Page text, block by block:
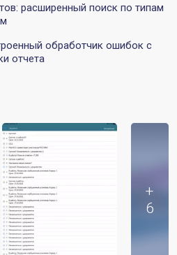
расширенный поиск по типам
обработчик ошибок с
отчета
+
6